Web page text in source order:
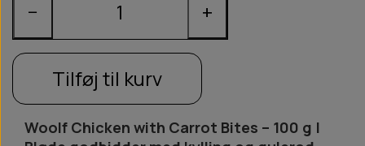
− +
Tilføj til kurv
Woolf Chicken with Carrot Bites – 100 g |